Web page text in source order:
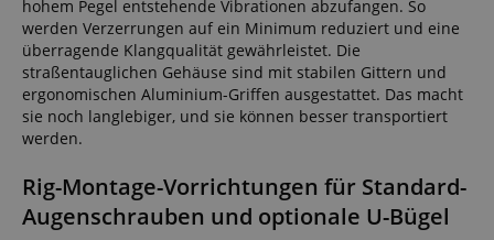
hohem Pegel entstehende Vibrationen abzufangen. So
werden Verzerrungen auf ein Minimum reduziert und eine
überragende Klangqualität gewährleistet. Die
straßentauglichen Gehäuse sind mit stabilen Gittern und
ergonomischen Aluminium-Griffen ausgestattet. Das macht
sie noch langlebiger, und sie können besser transportiert
werden.
Rig-Montage-Vorrichtungen für Standard-
Augenschrauben und optionale U-Bügel